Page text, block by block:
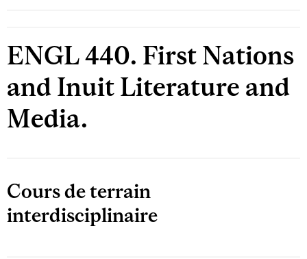
ENGL 440. First Nations
and Inuit Literature and
Media.
Cours de terrain
interdisciplinaire